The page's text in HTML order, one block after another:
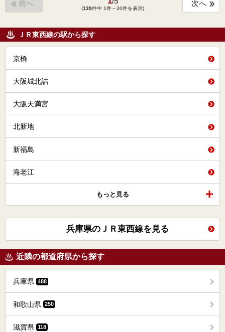
前へ
(139件中 1件～30件を表示)
次へ
ＪＲ東西線の駅から探す
京橋
大阪城北詰
大阪天満宮
北新地
新福島
海老江
もっと見る
兵庫県のＪＲ東西線を見る
近隣の都道府県から探す
兵庫県 488
和歌山県 250
滋賀県 118